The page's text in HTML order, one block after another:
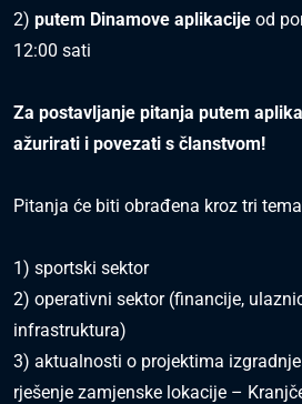
2) putem Dinamove aplikacije od
12:00 sati
Za postavljanje pitanja putem
ažurirati i povezati s članstvom!
Pitanja će biti obrađena kroz tri
1) sportski sektor
2) operativni sektor (financije,
infrastruktura)
3) aktualnosti o projektima
rješenje zamjenske lokacije –